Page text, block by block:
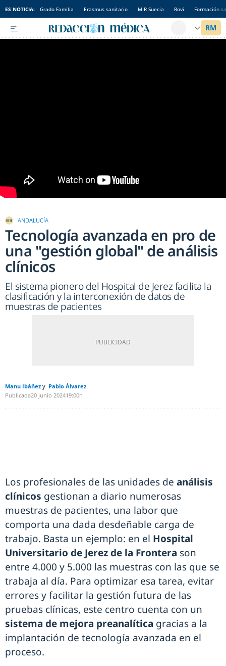
ES NOTICIA: Grado Familia Erasmus sanitario MIR Suecia Rovi Formación
ANDALUCÍA
Tecnología avanzada en pro de
una "gestión global" de análisis
clínicos
El sistema pionero del Hospital de Jerez facilita la
clasificación y la interconexión de datos de
muestras de pacientes
Manu Ibáñez
Pablo Álvarez
Publicada20 junio 202419:00h
Los profesionales de las unidades de análisis
clínicos gestionan a diario numerosas
muestras de pacientes, una labor que
comporta una dada desdeñable carga de
trabajo. Basta un ejemplo: en el Hospital
Universitario de Jerez de la Frontera son
entre 4.000 y 5.000 las muestras con las que se
trabaja al día. Para optimizar esa tarea, evitar
errores y facilitar la gestión futura de las
pruebas clínicas, este centro cuenta con un
sistema de mejora preanalítica gracias a la
implantación de tecnología avanzada en el
proceso.